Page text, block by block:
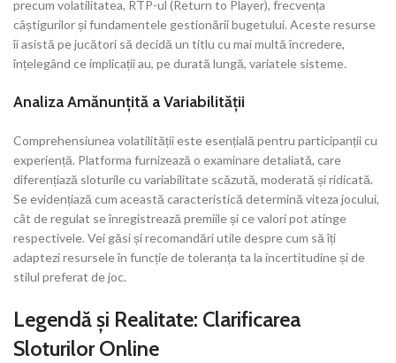
precum volatilitatea, RTP-ul (Return to Player), frecvența
câștigurilor și fundamentele gestionării bugetului. Aceste resurse
îi asistă pe jucători să decidă un titlu cu mai multă încredere,
înțelegând ce implicații au, pe durată lungă, variatele sisteme.
Analiza Amănunțită a Variabilității
Comprehensiunea volatilității este esențială pentru participanții cu
experiență. Platforma furnizează o examinare detaliată, care
diferențiază sloturile cu variabilitate scăzută, moderată și ridicată.
Se evidențiază cum această caracteristică determină viteza jocului,
cât de regulat se înregistrează premiile și ce valori pot atinge
respectivele. Vei găsi și recomandări utile despre cum să îți
adaptezi resursele în funcție de toleranța ta la incertitudine și de
stilul preferat de joc.
Legendă și Realitate: Clarificarea
Sloturilor Online